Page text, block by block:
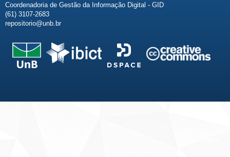
Coordenadoria de Gestão da Informação Digital - GID
(61) 3107-2683
repositorio@unb.br